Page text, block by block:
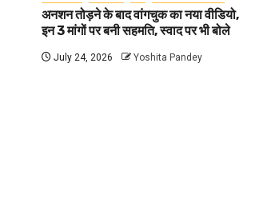
अनशन तोड़ने के बाद वांगचुक का नया वीडियो,
इन 3 मांगों पर बनी सहमति, स्वाद पर भी बोले
July 24, 2026 Yoshita Pandey